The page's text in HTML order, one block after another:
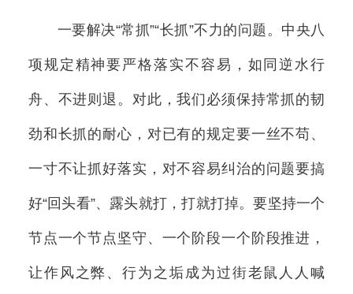
一要解决“常抓”“长抓”不力的问题。中央八
项规定精神要严格落实不容易，如同逆水行
舟、不进则退。对此，我们必须保持常抓的韧
劲和长抓的耐心，对已有的规定要一丝不苟、
一寸不让抓好落实，对不容易纠治的问题要搞
好“回头看”、露头就打，打就打掉。要坚持一个
节点一个节点坚守、一个阶段一个阶段推进，
让作风之弊、行为之垢成为过街老鼠人人喊